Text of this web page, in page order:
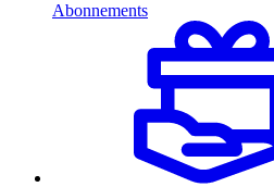
Abonnements